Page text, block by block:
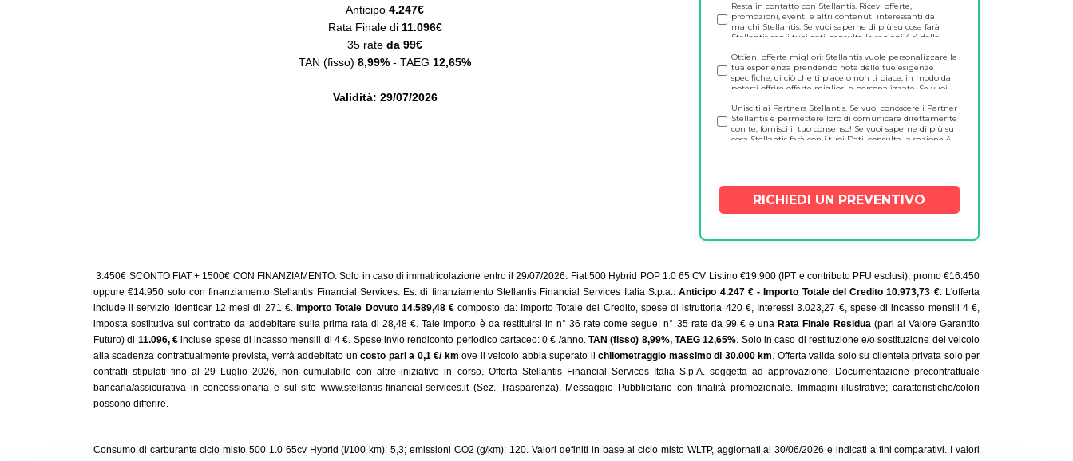
Anticipo4.247€
Rata Finale di 11.096€
35 rateda 99€
TAN (fisso)8,99% - TAEG12,65%
Validità: 29/07/2026
Resta in contatto con Stellantis. Ricevi offerte,
promozioni, eventi e altri contenuti interessanti dai
marchi Stellantis. Se vuoi saperne di più su cosa farà
Stellantis con i tuoi dati, consulta le sezioni 4.c) della
in qualsiasi momento direttamente su
https://www.preferences.stellantis.com.
Ottieni offerte migliori: Stellantis vuole personalizzare la
tua esperienza prendendo nota delle tue esigenze
specifiche, di ciò che ti piace o non ti piace, in modo da
poterti offrire offerte migliori e personalizzate. Se vuoi
consulta le sezioni 4.c) dellaPrivacy Policy. E non
preoccuparti! Potrai cambiare idea in qualsiasi
momento direttamente su
https://www.preferences.stellantis.com.
Unisciti ai Partners Stellantis. Se vuoi conoscere i Partner
Stellantis e permettere loro di comunicare direttamente
con te, fornisci il tuo consenso! Se vuoi saperne di più su
cosa Stellantis farà con i tuoi Dati, consulta la sezione 4.
3.450€ SCONTO FIAT + 1500€ CON FINANZIAMENTO. Solo in caso di immatricolazione entro il 29/07/2026. Fiat 500 Hybrid POP 1.0 65 CV Listino €19.900 (IPT e contributo PFU esclusi), promo €16.450
oppure €14.950 solo con finanziamento Stellantis Financial Services. Es. di finanziamento Stellantis Financial Services Italia S.p.a.:Anticipo 4.247 € - Importo Totale del Credito 10.973,73 €. L'offerta
include il servizio Identicar 12 mesi di 271 €. Importo Totale Dovuto 14.589,48 € composto da: Importo Totale del Credito, spese di istruttoria 420 €, Interessi 3.023,27 €, spese di incasso mensili 4 €,
imposta sostitutiva sul contratto da addebitare sulla prima rata di 28,48 €. Tale importo è da restituirsi in n° 36 rate come segue: n° 35 rate da 99 € e una Rata Finale Residua(pari al Valore Garantito
Futuro) di 11.096, €incluse spese di incasso mensili di 4 €. Spese invio rendiconto periodico cartaceo: 0 € /anno.TAN (fisso) 8,99%, TAEG 12,65%. Solo in caso di restituzione e/o sostituzione del veicolo
alla scadenza contrattualmente prevista, verrà addebitato uncosto pari a 0,1 €/ km ove il veicolo abbia superato ilchilometraggio massimo di 30.000 km. Offerta valida solo su clientela privata solo per
contratti stipulati fino al 29 Luglio 2026, non cumulabile con altre iniziative in corso. Offerta Stellantis Financial Services Italia S.p.A. soggetta ad approvazione. Documentazione precontrattuale
bancaria/assicurativa in concessionaria e sul sito www.stellantis-financial-services.it (Sez. Trasparenza). Messaggio Pubblicitario con finalità promozionale. Immagini illustrative; caratteristiche/colori
possono differire.
Consumo di carburante ciclo misto 500 1.0 65cv Hybrid (l/100 km): 5,3; emissioni CO2 (g/km): 120. Valori definiti in base al ciclo misto WLTP, aggiornati al 30/06/2026 e indicati a fini comparativi. I valori